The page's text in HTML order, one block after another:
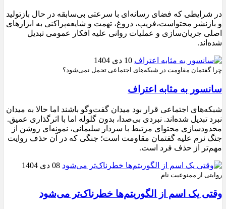
در شرایطی که فضای رسانه‌ای با سرعتی بی‌سابقه در حال بازتولید
و بازنشر محتواست،فریب، دروغ، تهمت و شایعه‌پراکنی به ابزارهای
اصلی جریان‌سازی و عملیات روانی علیه افکار عمومی تبدیل
شده‌اند.
10 دی 1404
چرا گفتمان مقاومت در شبکه‌های اجتماعی تحمل نمی‌شود؟
سانسور به مثابه اعتراف
شبکه‌های اجتماعی قرار بود میدان گفت‌وگو باشند اما حالا به میدان
نبرد تبدیل شده‌اند. نبردی بی‌صدا، بدون گلوله اما با اثرگذاری عمیق.
محدودسازی محتوای مرتبط با سردار سلیمانی، نمونه‌ای روشن از
جنگ نرم علیه گفتمان مقاومت است؛ جنگی که در آن حذف روایت
مهم‌تر از حذف فرد است.
08 دی 1404
روایتی از ممنوعیت نام
وقتی یک اسم از الگوریتم‌ها خطرناک‌تر می‌شود